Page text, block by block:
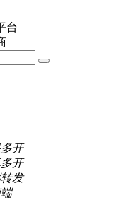
台
开
开
发